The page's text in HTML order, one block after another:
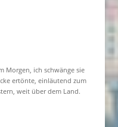
Morgen, ich schwänge sie
ertönte, einläutend zum
weit über dem Land.